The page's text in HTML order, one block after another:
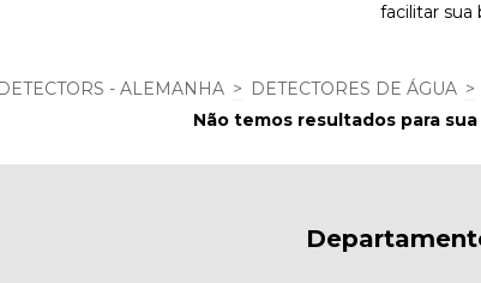
facilitar sua
- ALEMANHA > DETECTORES DE ÁGUA >
Não temos resultados para